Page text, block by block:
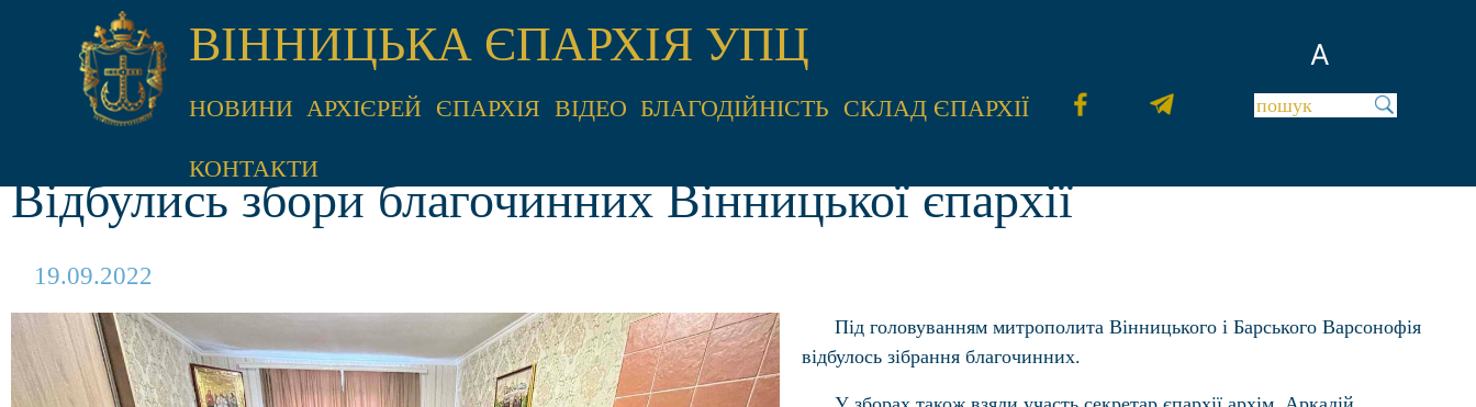
A
ВІННИЦЬКА ЄПАРХІЯ УПЦ
НОВИНИ АРХІЄРЕЙ ЄПАРХІЯ ВІДЕО БЛАГОДІЙНІСТЬ СКЛАД ЄПАРХІЇ
КОНТАКТИ
Відбулись збори благочинних Вінницької єпархії
19.09.2022
Під головуванням митрополита Вінницького і Барського Варсонофія
відбулось зібрання благочинних.